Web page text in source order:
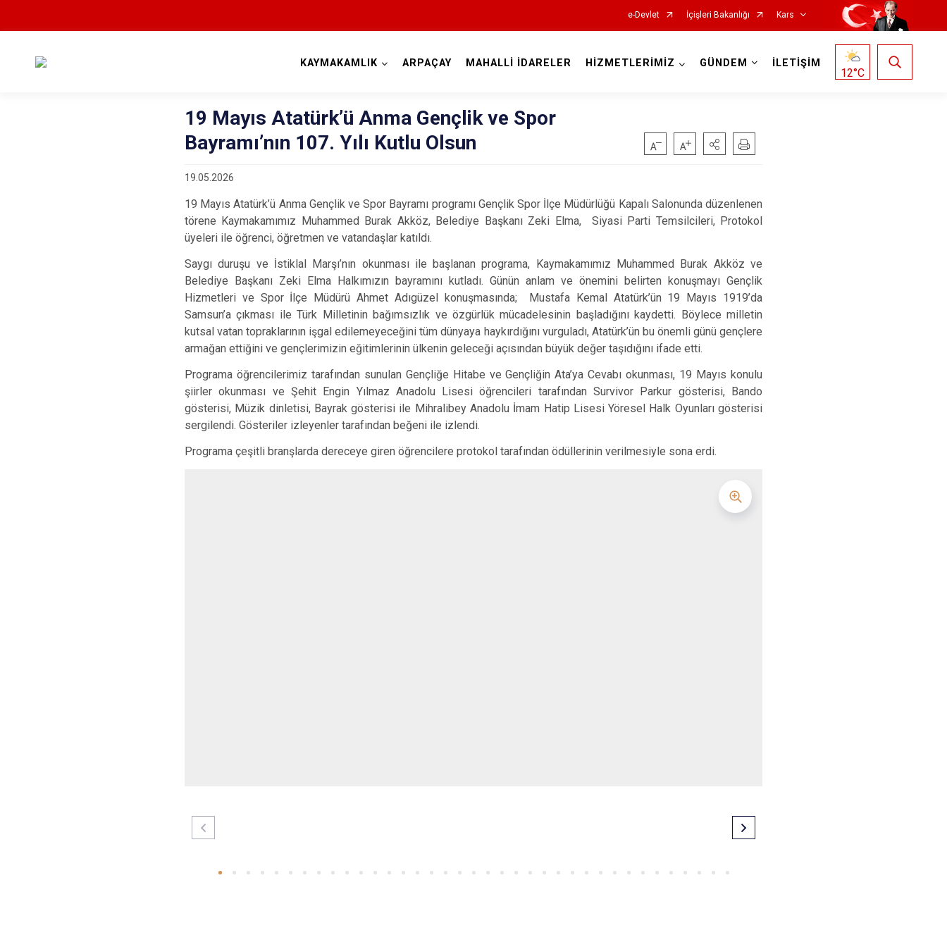
e-Devlet İçişleri Bakanlığı Kars
Akyaka
Digor
Kağızman
Sarıkamış
Selim
KAYMAKAMLIK ARPAÇAY MAHALLİ İDARELER HİZMETLERİMİZ GÜNDEM İLETİŞİM
12°C
19 Mayıs Atatürk’ü Anma Gençlik ve Spor
Bayramı’nın 107. Yılı Kutlu Olsun
19.05.2026
19 Mayıs Atatürk’ü Anma Gençlik ve Spor Bayramı programı Gençlik Spor İlçe Müdürlüğü Kapalı Salonunda düzenlenen
törene Kaymakamımız Muhammed Burak Akköz, Belediye Başkanı Zeki Elma, Siyasi Parti Temsilcileri, Protokol
üyeleri ile öğrenci, öğretmen ve vatandaşlar katıldı.
Saygı duruşu ve İstiklal Marşı’nın okunması ile başlanan programa, Kaymakamımız Muhammed Burak Akköz ve
Belediye Başkanı Zeki Elma Halkımızın bayramını kutladı. Günün anlam ve önemini belirten konuşmayı Gençlik
Hizmetleri ve Spor İlçe Müdürü Ahmet Adıgüzel konuşmasında; Mustafa Kemal Atatürk’ün 19 Mayıs 1919’da
Samsun’a çıkması ile Türk Milletinin bağımsızlık ve özgürlük mücadelesinin başladığını kaydetti. Böylece milletin
kutsal vatan topraklarının işgal edilemeyeceğini tüm dünyaya haykırdığını vurguladı, Atatürk’ün bu önemli günü gençlere
armağan ettiğini ve gençlerimizin eğitimlerinin ülkenin geleceği açısından büyük değer taşıdığını ifade etti.
Programa öğrencilerimiz tarafından sunulan Gençliğe Hitabe ve Gençliğin Ata’ya Cevabı okunması, 19 Mayıs konulu
şiirler okunması ve Şehit Engin Yılmaz Anadolu Lisesi öğrencileri tarafından Survivor Parkur gösterisi, Bando
gösterisi, Müzik dinletisi, Bayrak gösterisi ile Mihralibey Anadolu İmam Hatip Lisesi Yöresel Halk Oyunları gösterisi
sergilendi. Gösteriler izleyenler tarafından beğeni ile izlendi.
Programa çeşitli branşlarda dereceye giren öğrencilere protokol tarafından ödüllerinin verilmesiyle sona erdi.